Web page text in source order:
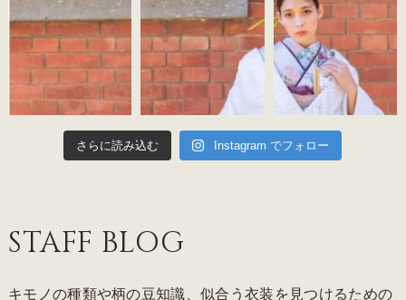
さらに読み込む Instagram でフォロー
STAFF BLOG
キモノの種類や柄の豆知識、似合う衣装を見つけるための